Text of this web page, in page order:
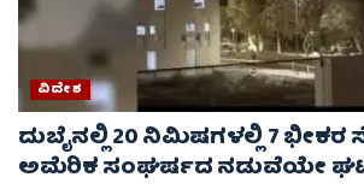
ವಿದೇಶ
ದುಬೈನಲ್ಲಿ 20 ನಿಮಿಷಗಳಲ್ಲಿ 7
ಅಮೆರಿಕ ಸಂಘರ್ಷದ ನಡುವೆಯೇ